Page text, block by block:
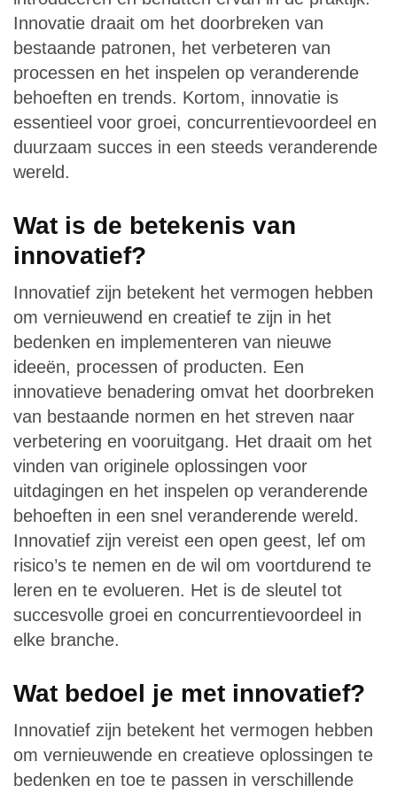
Innovatie draait om het doorbreken van
bestaande patronen, het verbeteren van
processen en het inspelen op veranderende
behoeften en trends. Kortom, innovatie is
essentieel voor groei, concurrentievoordeel en
duurzaam succes in een steeds veranderende
wereld.
Wat is de betekenis van
innovatief?
Innovatief zijn betekent het vermogen hebben
om vernieuwend en creatief te zijn in het
bedenken en implementeren van nieuwe
ideeën, processen of producten. Een
innovatieve benadering omvat het doorbreken
van bestaande normen en het streven naar
verbetering en vooruitgang. Het draait om het
vinden van originele oplossingen voor
uitdagingen en het inspelen op veranderende
behoeften in een snel veranderende wereld.
Innovatief zijn vereist een open geest, lef om
risico’s te nemen en de wil om voortdurend te
leren en te evolueren. Het is de sleutel tot
succesvolle groei en concurrentievoordeel in
elke branche.
Wat bedoel je met innovatief?
Innovatief zijn betekent het vermogen hebben
om vernieuwende en creatieve oplossingen te
bedenken en toe te passen in verschillende